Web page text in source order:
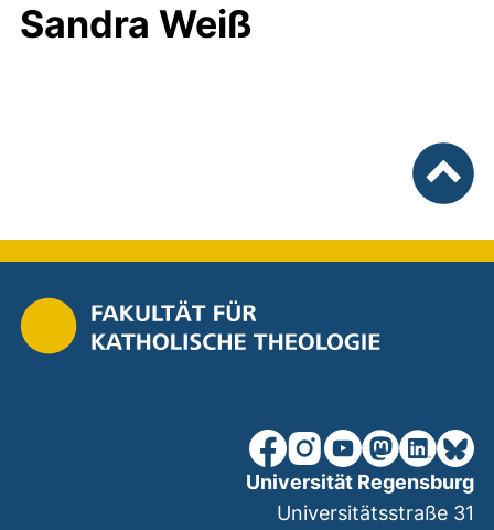
Sandra Weiß
unsere Facebook-Seite
unsere Instagram-
unsere YouTube-
unsereunsere
Universität Regensburg
Universitätsstraße 31